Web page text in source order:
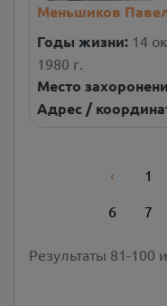
Меньшиков
Годы жизни: 14
1980 г.
Место
Адрес /
‹Previous
1
6
7
Результаты 81-100